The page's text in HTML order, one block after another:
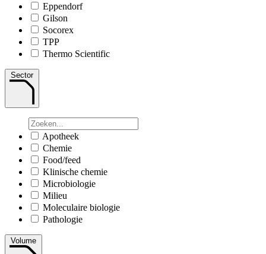
Eppendorf
Gilson
Socorex
TPP
Thermo Scientific
Sector
Apotheek
Chemie
Food/feed
Klinische chemie
Microbiologie
Milieu
Moleculaire biologie
Pathologie
Volume